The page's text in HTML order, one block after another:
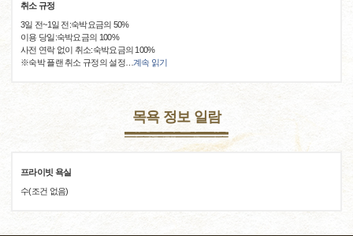
취소 규정
3일 전~1일 전:숙박요금의 50%
이용 당일:숙박요금의 100%
사전 연락 없이 취소:숙박요금의 100%
※숙박 플랜 취소 규정의 설정… 계속 읽기
목욕 정보 일람
프라이빗 욕실
수(조건 없음)